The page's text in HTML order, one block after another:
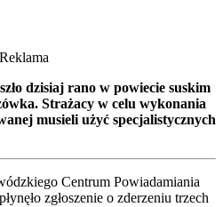
Reklama
dzisiaj rano w powiecie suskim
Strażacy w celu wykonania
musieli użyć specjalistycznych
Centrum Powiadamiania
zgłoszenie o zderzeniu trzech